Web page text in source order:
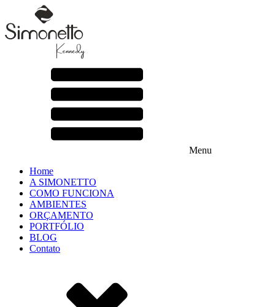
Menu
Home
A SIMONETTO
COMO FUNCIONA
AMBIENTES
ORÇAMENTO
PORTFÓLIO
BLOG
Contato